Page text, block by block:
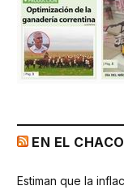
EN EL CHACO
Estiman que la